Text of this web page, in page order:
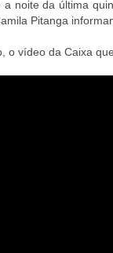
a noite da última
Pitanga
o vídeo da Caixa